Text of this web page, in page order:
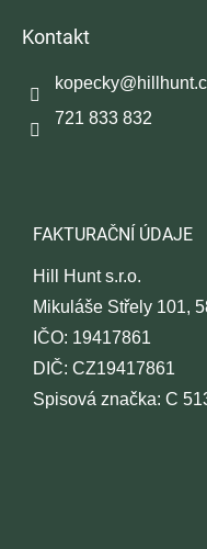
Kontakt
kopecky@
721 833 832
FAKTURAČNÍ ÚDAJE
Hill Hunt s.r.o.
Mikuláše Střely 101,
IČO: 19417861
DIČ: CZ19417861
Spisová značka: C